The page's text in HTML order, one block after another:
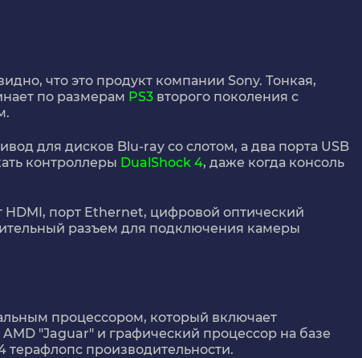
что это продукт компании Sony. Тонкая,
по размерам PS3 второго поколения с
для дисков Blu-ray со слотом, а два порта USB
контроллеры DualShock 4, даже когда консоль
порт Ethernet, цифровой оптический
разъем для подключения камеры
процессором, который включает
"Jaguar" и графический процессор на базе
производительности.